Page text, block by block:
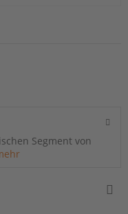
Segment von